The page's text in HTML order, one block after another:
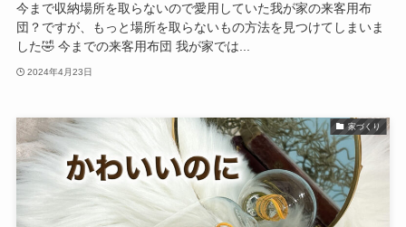
今まで収納場所を取らないので愛用していた我が家の来客用布
団？ですが、もっと場所を取らないもの方法を見つけてしまいま
した🤣 今までの来客用布団 我が家では...
2024年4月23日
家づくり